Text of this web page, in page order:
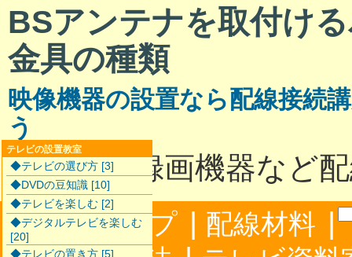
BSアンテナを取付け
金具の種類
映像機器の設置なら配線接続
う
テレビと録画機器など
サイトマップ | 配線材料 |
テレビの設置教室
◆テレビの選び方 [3]
◆DVDの豆知識 [10]
◆テレビを楽しむ [2]
◆デジタルテレビを楽しむ
[20]
◆テレビの置き方 [5]